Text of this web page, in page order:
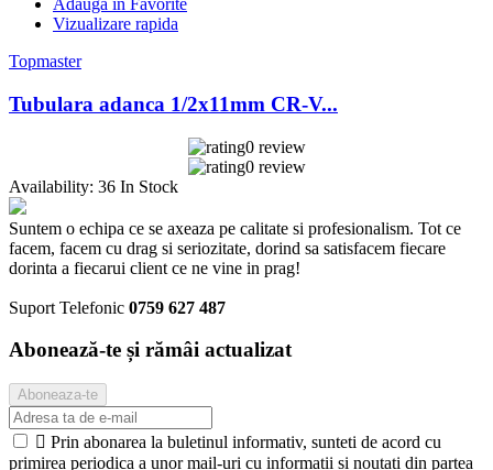
Adaugă în Favorite
Vizualizare rapida
Topmaster
Tubulara adanca 1/2x11mm CR-V...
0 review
0 review
Availability: 36 In Stock
Suntem o echipa ce se axeaza pe calitate si profesionalism. Tot ce
facem, facem cu drag si seriozitate, dorind sa satisfacem fiecare
dorinta a fiecarui client ce ne vine in prag!
Suport Telefonic 0759 627 487
Abonează-te și rămâi actualizat
 Prin abonarea la buletinul informativ, sunteti de acord cu
primirea periodica a unor mail-uri cu informatii si noutati din partea